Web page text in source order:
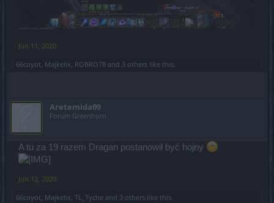
Jun 11, 2020
66coyot, Majkelix, ROBRO78 and 3 others like this.
Aretemida09
Forum Greenhorn
A tu za 19 razem Dragan postanowił być hojny
Jun 12, 2020
66coyot, Majkelix, TL_Tyche and 3 others like this.